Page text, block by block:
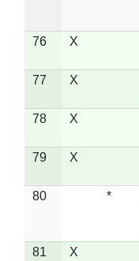
76 X
77 X
78 X
79 X
80 *
81 X